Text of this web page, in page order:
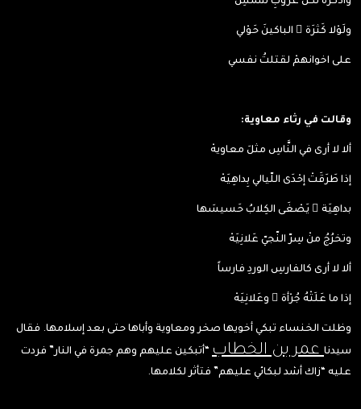
ولَوْلا كَثرَة ُ الباكينَ حَوْلي
على اخوانهمْ لقتلتُ نفسي
وقالت في رثاء معاوية:
ألا لا أرى في النَّاسِ مثلَ معاويهْ
إذا طَرَقَتْ إحْدَى اللّيالي بِداهِيَهْ
بداهِيَة ٍ يَصْغَى الكِلابُ حَسيسَها
وتخرُجُ منْ سِرّ النّجيّ عَلانِيَهْ
ألا لا أرى كالفارسِ الوردِ فارساً
إذا ما عَلَتْهُ جُرْأة ٌ وعَلانِيَهْ
وظلت الخنساء تبكي أخويها صخر ومعاوية وأباها حتى بعد إسلامها. فقال
سيدناعمر بن الخطاب “أتبكين عليهم وهم جمرة في النار” فردت
عليه “زاك أشد لبكائي عليهم” فتأثر لكلامها.